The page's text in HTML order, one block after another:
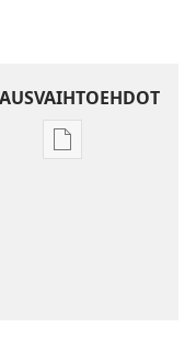
Julkaisujen